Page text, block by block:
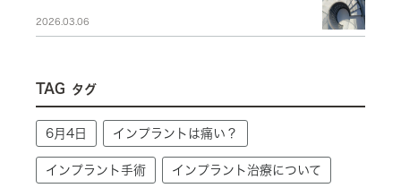
2026.03.06
TAG タグ
6月4日 インプラントは痛い？
インプラント手術 インプラント治療について